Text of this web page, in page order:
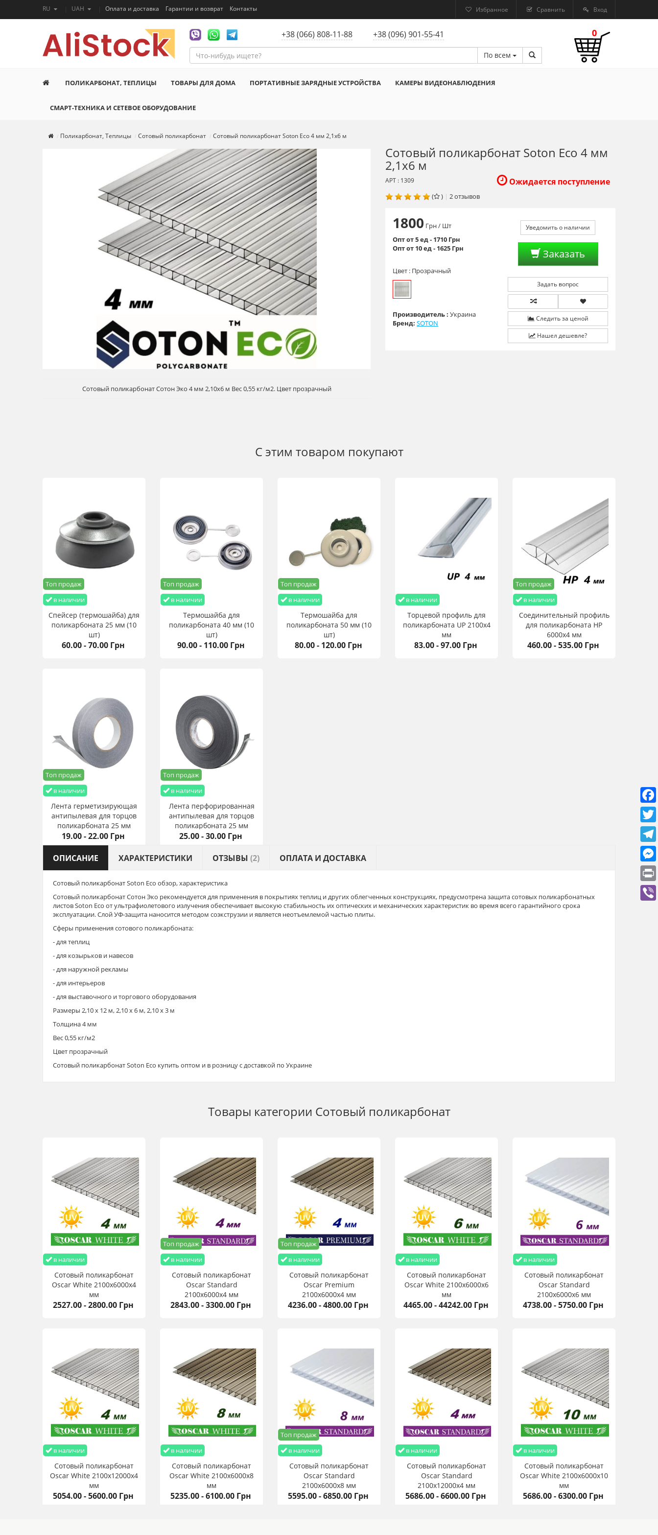
RU UAH Оплата и доставка Гарантии и возврат Контакты Избранное Сравнить Вход
+38 (066) 808-11-88 +38 (096) 901-55-41
По всем
0
ПОЛИКАРБОНАТ, ТЕПЛИЦЫ ТОВАРЫ ДЛЯ ДОМА ПОРТАТИВНЫЕ ЗАРЯДНЫЕ УСТРОЙСТВА КАМЕРЫ ВИДЕОНАБЛЮДЕНИЯ
СМАРТ-ТЕХНИКА И СЕТЕВОЕ ОБОРУДОВАНИЕ
Поликарбонат, Теплицы Сотовый поликарбонат Сотовый поликарбонат Soton Eco 4 мм 2,1х6 м
Сотовый поликарбонат Сотон Эко 4 мм 2,10х6 м Вес 0,55 кг/м2. Цвет прозрачный
Сотовый поликарбонат Soton Eco 4 мм
2,1х6 м
Ожидается поступление
АРТ : 1309
( ) | 2отзывов
1800 Грн/ Шт
Опт от 5 ед - 1710 Грн
Опт от 10 ед - 1625 Грн
Цвет : Прозрачный
Производитель : Украина
Бренд: SOTON
Уведомить о наличии
Заказать
Задать вопрос
Следить за ценой
Нашел дешевле?
С этим товаром покупают
в наличии
Топ продаж
Спейсер (термошайба) для
поликарбоната 25 мм (10
шт)
60.00 - 70.00 Грн
в наличии
Топ продаж
Термошайба для
поликарбоната 40 мм (10
шт)
90.00 - 110.00 Грн
в наличии
Топ продаж
Термошайба для
поликарбоната 50 мм (10
шт)
80.00 - 120.00 Грн
в наличии
Торцевой профиль для
поликарбоната UP 2100х4
мм
83.00 - 97.00 Грн
в наличии
Топ продаж
Соединительный профиль
для поликарбоната HP
6000х4 мм
460.00 - 535.00 Грн
в наличии
Топ продаж
Лента герметизирующая
антипылевая для торцов
поликарбоната 25 мм
19.00 - 22.00 Грн
в наличии
Топ продаж
Лента перфорированная
антипылевая для торцов
поликарбоната 25 мм
25.00 - 30.00 Грн
ОПИСАНИЕ ХАРАКТЕРИСТИКИ ОТЗЫВЫ (2) ОПЛАТА И ДОСТАВКА
Сотовый поликарбонат Soton Eco обзор, характеристика
Сотовый поликарбонат Сотон Эко рекомендуется для применения в покрытиях теплиц и других облегченных конструкциях, предусмотрена защита сотовых поликарбонатных
листов Soton Eco от ультрафиолетового излучения обеспечивает высокую стабильность их оптических и механических характеристик во время всего гарантийного срока
эксплуатации. Слой УФ-защита наносится методом соэкструзии и является неотъемлемой частью плиты.
Сферы применения сотового поликарбоната:
- для теплиц
- для козырьков и навесов
- для наружной рекламы
- для интерьеров
- для выставочного и торгового оборудования
Размеры 2,10 х 12 м, 2,10 х 6 м, 2,10 х 3 м
Толщина 4 мм
Вес 0,55 кг/м2
Цвет прозрачный
Сотовый поликарбонат Soton Eco купить оптом и в розницу с доставкой по Украине
Товары категории Сотовый поликарбонат
в наличии
Сотовый поликарбонат
Oscar White 2100х6000х4
мм
2527.00 - 2800.00 Грн
в наличии
Топ продаж
Сотовый поликарбонат
Oscar Standard
2100х6000х4 мм
2843.00 - 3300.00 Грн
в наличии
Топ продаж
Сотовый поликарбонат
Oscar Premium
2100х6000х4 мм
4236.00 - 4800.00 Грн
в наличии
Сотовый поликарбонат
Oscar White 2100х6000х6
мм
4465.00 - 44242.00 Грн
в наличии
Сотовый поликарбонат
Oscar Standard
2100х6000х6 мм
4738.00 - 5750.00 Грн
в наличии
Сотовый поликарбонат
Oscar White 2100х12000х4
мм
5054.00 - 5600.00 Грн
в наличии
Сотовый поликарбонат
Oscar White 2100х6000х8
мм
5235.00 - 6100.00 Грн
в наличии
Топ продаж
Сотовый поликарбонат
Oscar Standard
2100х6000х8 мм
5595.00 - 6850.00 Грн
в наличии
Сотовый поликарбонат
Oscar Standard
2100х12000х4 мм
5686.00 - 6600.00 Грн
в наличии
Сотовый поликарбонат
Oscar White 2100х6000х10
мм
5686.00 - 6300.00 Грн